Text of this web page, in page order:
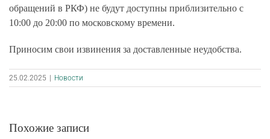
обращений в РКФ) не будут доступны приблизительно с
10:00 до 20:00 по московскому времени.
Приносим свои извинения за доставленные неудобства.
25.02.2025 Новости
Похожие записи